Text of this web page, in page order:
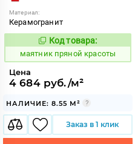
Материал:
Керамогранит
931165
Код товара:
маятник пряной красоты
Цена
4 684 руб./м²
НАЛИЧИЕ: 8.55 М²
Заказ в 1 клик